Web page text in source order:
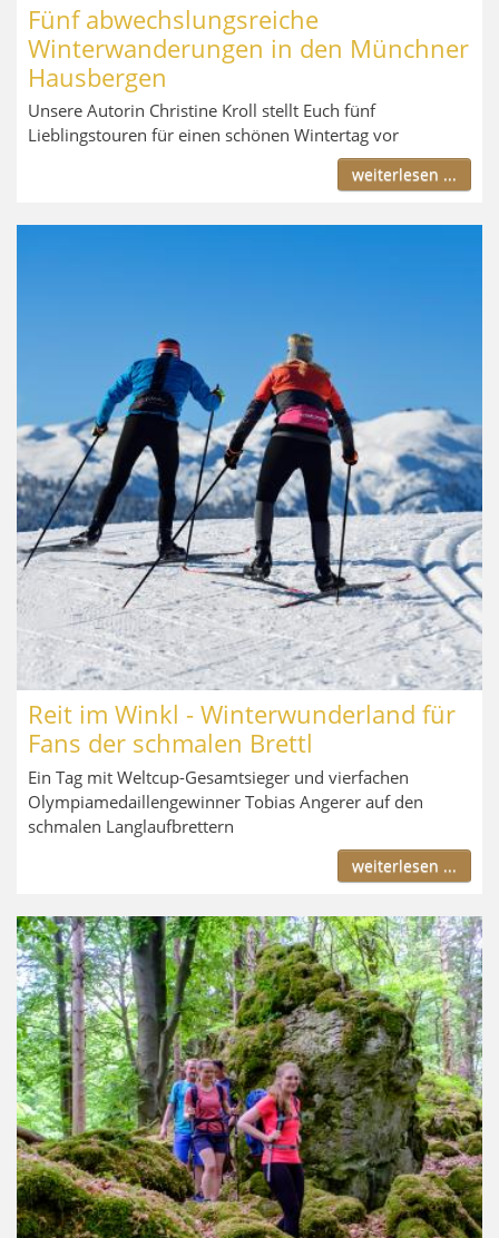
Fünf abwechslungsreiche
Winterwanderungen in den Münchner
Hausbergen
Unsere Autorin Christine Kroll stellt Euch fünf
Lieblingstouren für einen schönen Wintertag vor
weiterlesen ...
Reit im Winkl - Winterwunderland für
Fans der schmalen Brettl
Ein Tag mit Weltcup-Gesamtsieger und vierfachen
Olympiamedaillengewinner Tobias Angerer auf den
schmalen Langlaufbrettern
weiterlesen ...